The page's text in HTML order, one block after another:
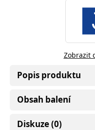
Zobrazit
Popis produktu
Obsah balení
Diskuze (0)